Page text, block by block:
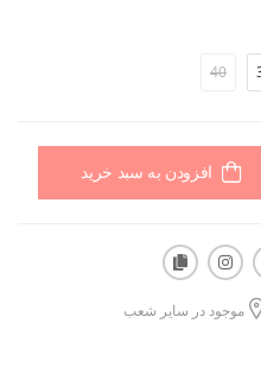
40
افزودن به سبد خرید
موجود در سایر شعب